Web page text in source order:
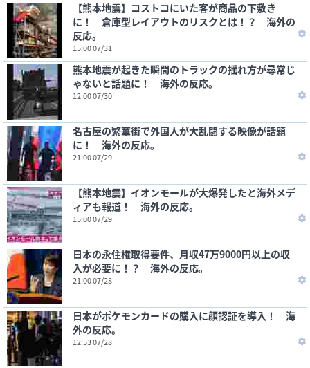
【熊本地震】コストコにいた客が商品の下敷き
に！ 倉庫型レイアウトのリスクとは！？ 海外の
反応。
15:00 07/31
熊本地震が起きた瞬間のトラックの揺れ方が尋常じ
ゃないと話題に！ 海外の反応。
12:00 07/30
名古屋の繁華街で外国人が大乱闘する映像が話題
に！ 海外の反応。
21:00 07/29
【熊本地震】イオンモールが大爆発したと海外メデ
ィアも報道！ 海外の反応。
15:00 07/29
日本の永住権取得要件、月収47万9000円以上の収
入が必要に！？ 海外の反応。
21:00 07/28
日本がポケモンカードの購入に顔認証を導入！ 海
外の反応。
12:53 07/28